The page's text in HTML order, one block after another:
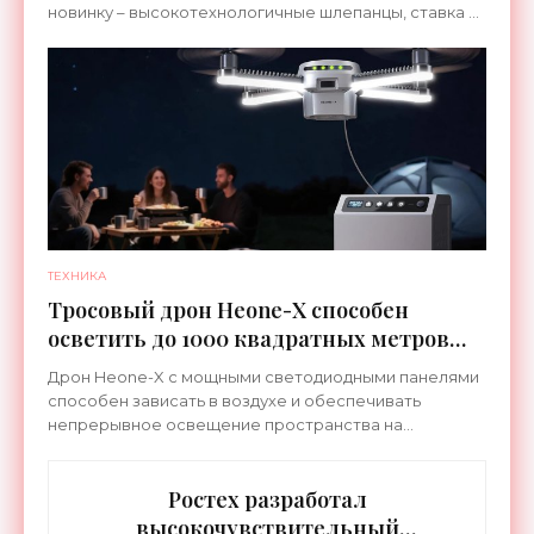
новинку – высокотехнологичные шлепанцы, ставка в
ТЕХНИКА
Тросовый дрон Heone-X способен
осветить до 1000 квадратных метров
земли - «Беспилотники»
Дрон Heone-X с мощными светодиодными панелями
способен зависать в воздухе и обеспечивать
непрерывное освещение пространства на
Ростех разработал